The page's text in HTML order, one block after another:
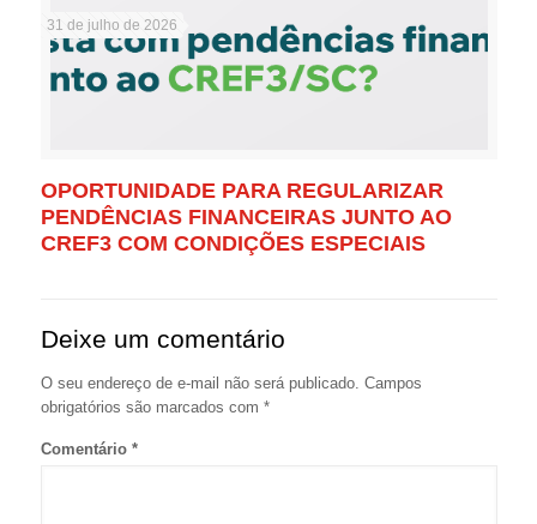
31 de julho de 2026
OPORTUNIDADE PARA REGULARIZAR
PENDÊNCIAS FINANCEIRAS JUNTO AO
CREF3 COM CONDIÇÕES ESPECIAIS
Deixe um comentário
O seu endereço de e-mail não será publicado. Campos
obrigatórios são marcados com *
Comentário *